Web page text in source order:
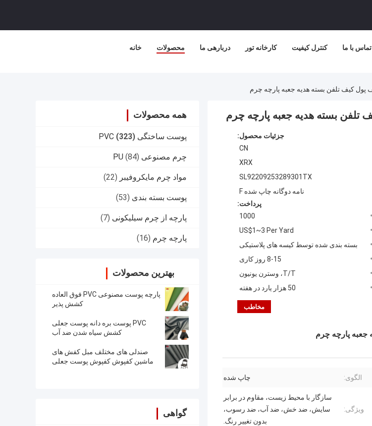
خانه محصولات دربارهی ما کارخانه تور کنترل کیفیت تماس با ما
همه محصولات
پوست ساختگی PVC (323)
چرم مصنوعی PU (84)
مواد چرم مایکروفیبر (22)
پوست بسته بندی (53)
پارچه از چرم سیلیکونی (7)
پارچه چرم (16)
بهترین محصولات
پارچه پوست مصنوعی PVC فوق العاده
کشش پذیر
PVC پوست بره دانه پوست جعلی
کشش سیاه شدن ضد آب
صندلی های مختلف مبل کفش های
ماشین کفپوش کفپوش پوست جعلی
گواهی
جزئیات محصول:
CN
XRX
SL92209253289301TX
نامه دوگانه چاپ شده F
پرداخت:
1000
US$1~3 Per Yard
بسته بندی شده توسط کیسه های پلاستیکی
8-15 روز کاری
T/T، وسترن یونیون
50 هزار یارد در هفته
مخاطب
الگوی: چاپ شده
ویژگی:
سازگار با محیط زیست، مقاوم در برابر
سایش، ضد خش، ضد آب، ضد رسوب،
بدون تغییر رنگ.